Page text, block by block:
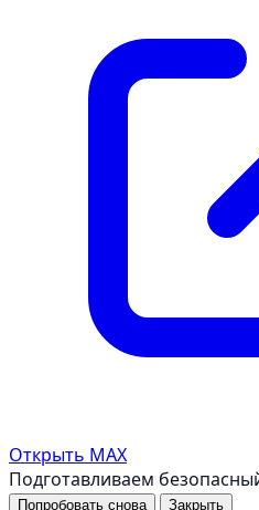
Открыть MAX
Подготавливаем
Попробовать снова Закрыть